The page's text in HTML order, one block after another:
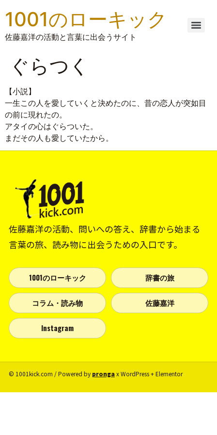
1001のローキック
佐藤嘉洋の活動と言葉に出会うサイト
ぐらつく
【小説】
一生この人を愛していくと決めたのに、昔の恋人が突如目
の前に現れたの。
アタイの心はぐらついた。
まだその人も愛していたから。
佐藤嘉洋の活動、問いへの答え、辞書から始まる
言葉の旅、読み物に出会うための入口です。
1001のローキック 辞書の旅
コラム・読み物 佐藤嘉洋
Instagram
© 1001kick.com / Powered by prongax WordPress + Elementor